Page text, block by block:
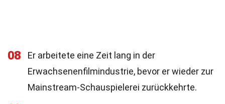
08
Er arbeitete eine Zeit lang in der
Erwachsenenfilmindustrie, bevor er wieder zur
Mainstream-Schauspielerei zurückkehrte.